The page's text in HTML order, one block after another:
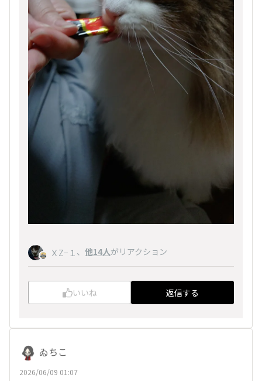
ＸZ−１ 、 他14人がリアクション
いいね 返信する
ゐちこ
2026/06/09 01:07